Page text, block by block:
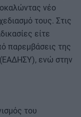
νέο
τους. Στις
είτε
παρεμβάσεις της
ενώ στην
του